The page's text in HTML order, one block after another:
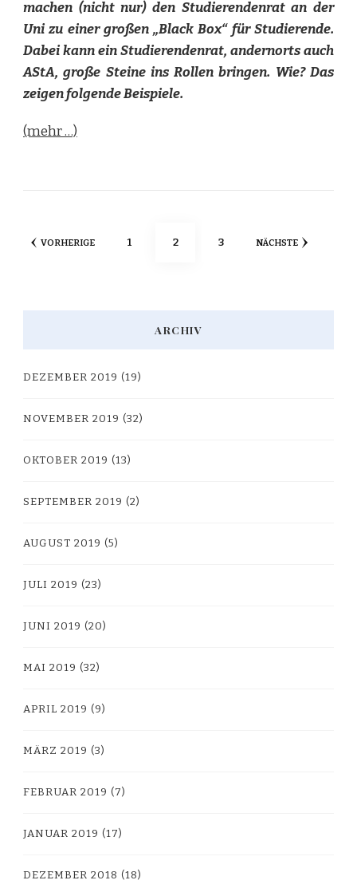
machen (nicht nur) den Studierendenrat an der
Uni zu einer großen „Black Box“ für Studierende.
Dabei kann ein Studierendenrat, andernorts auch
AStA, große Steine ins Rollen bringen. Wie? Das
zeigen folgende Beispiele.
(mehr …)
Seitennummerierung
VORHERIGE SEITE
1 SEITE
2 SEITE
3 NÄCHSTE
ARCHIV
DEZEMBER 2019 (19)
NOVEMBER 2019 (32)
OKTOBER 2019 (13)
SEPTEMBER 2019 (2)
AUGUST 2019 (5)
JULI 2019 (23)
JUNI 2019 (20)
MAI 2019 (32)
APRIL 2019 (9)
MÄRZ 2019 (3)
FEBRUAR 2019 (7)
JANUAR 2019 (17)
DEZEMBER 2018 (18)